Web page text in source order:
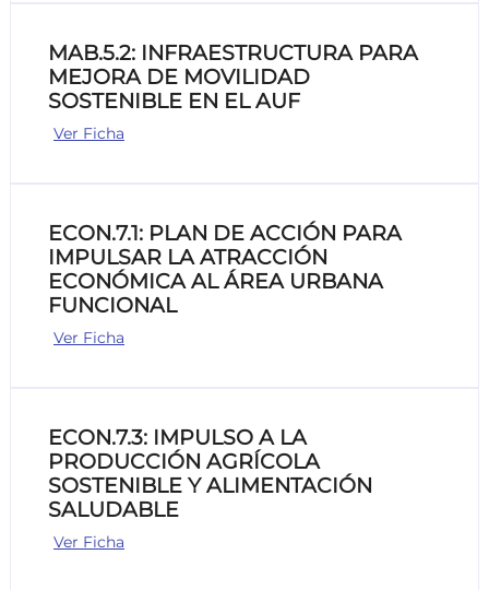
MAB.5.2: INFRAESTRUCTURA PARA
MEJORA DE MOVILIDAD
SOSTENIBLE EN EL AUF
Ver Ficha
ECON.7.1: PLAN DE ACCIÓN PARA
IMPULSAR LA ATRACCIÓN
ECONÓMICA AL ÁREA URBANA
FUNCIONAL
Ver Ficha
ECON.7.3: IMPULSO A LA
PRODUCCIÓN AGRÍCOLA
SOSTENIBLE Y ALIMENTACIÓN
SALUDABLE
Ver Ficha